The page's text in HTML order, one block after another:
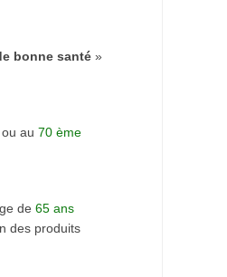
bonne santé »
au 70 ème
de 65 ans
des produits